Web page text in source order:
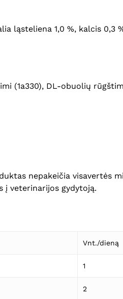
ląsteliena 1,0 %, kalcis
(1a330), DL-obuolių
nepakeičia visavertės
į veterinarijos gydytoją.
Vnt./dieną
1
2